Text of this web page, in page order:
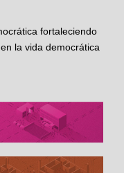
fortaleciendo
la vida democrática